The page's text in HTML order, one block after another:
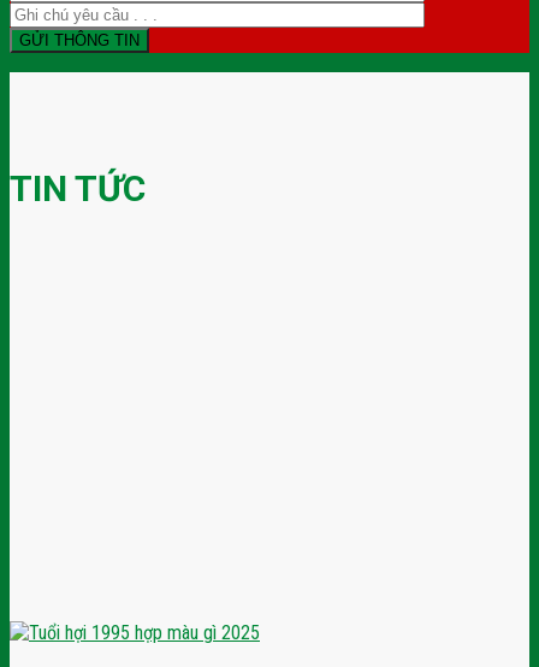
TIN TỨC